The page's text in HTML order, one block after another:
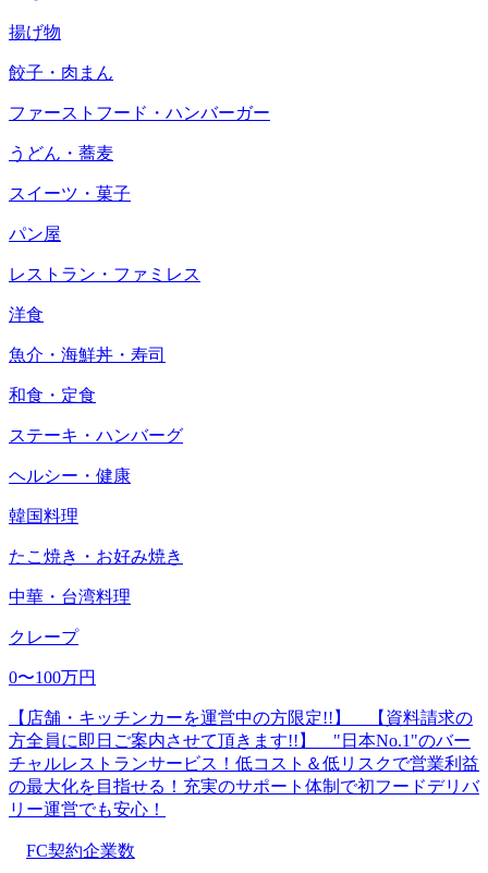
揚げ物
餃子・肉まん
ファーストフード・ハンバーガー
うどん・蕎麦
スイーツ・菓子
パン屋
レストラン・ファミレス
洋食
魚介・海鮮丼・寿司
和食・定食
ステーキ・ハンバーグ
ヘルシー・健康
韓国料理
たこ焼き・お好み焼き
中華・台湾料理
クレープ
0〜100万円
【店舗・キッチンカーを運営中の方限定!!】 【資料請求の
方全員に即日ご案内させて頂きます!!】 "日本No.1"のバー
チャルレストランサービス！低コスト＆低リスクで営業利益
の最大化を目指せる！充実のサポート体制で初フードデリバ
リー運営でも安心！
FC契約企業数